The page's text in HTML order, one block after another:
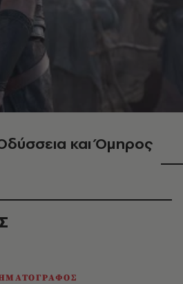
και Όμηρος